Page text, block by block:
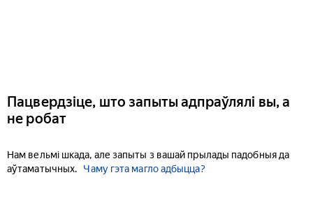
Пацвердзіце, што запыты адпраўлялі вы, а
не робат
Нам вельмі шкада, але запыты з вашай прылады падобныя да
аўтаматычных.
Чаму гэта магло адбыцца?